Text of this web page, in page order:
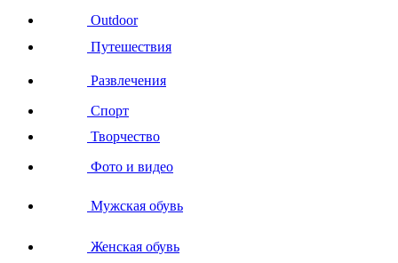
Outdoor
Путешествия
Развлечения
Спорт
Творчество
Фото и видео
Мужская обувь
Женская обувь